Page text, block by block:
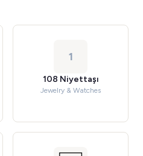
1
108 Niyettaşı
Jewelry & Watches